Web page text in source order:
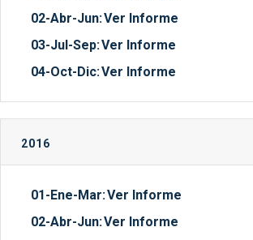
02-Abr-Jun:Ver Informe
03-Jul-Sep:Ver Informe
04-Oct-Dic:Ver Informe
2016
01-Ene-Mar:Ver Informe
02-Abr-Jun:Ver Informe